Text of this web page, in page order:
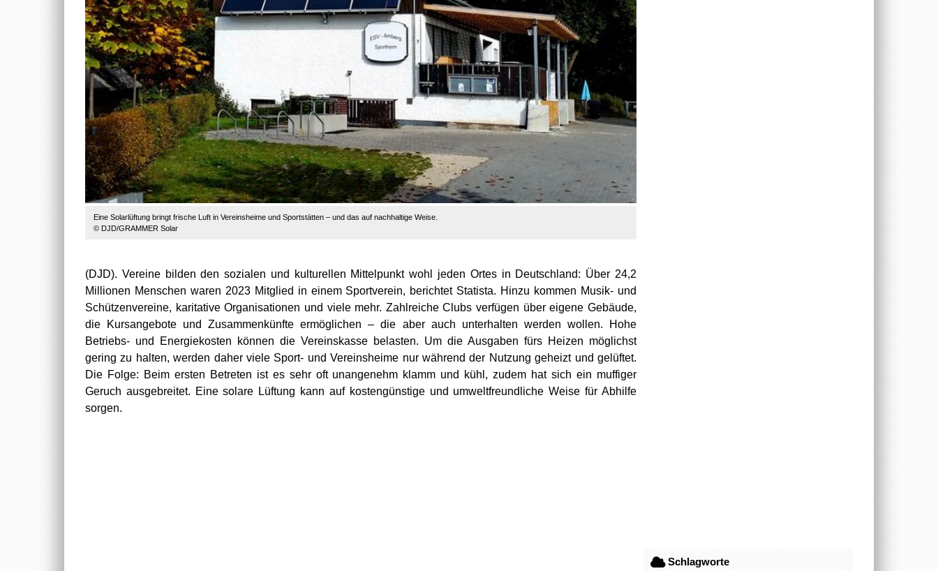
Eine Solarlüftung bringt frische Luft in Vereinsheime und Sportstätten – und das auf nachhaltige Weise.
© DJD/GRAMMER Solar
(DJD). Vereine bilden den sozialen und kulturellen Mittelpunkt wohl jeden Ortes in Deutschland: Über 24,2
Millionen Menschen waren 2023 Mitglied in einem Sportverein, berichtet Statista. Hinzu kommen Musik- und
Schützenvereine, karitative Organisationen und viele mehr. Zahlreiche Clubs verfügen über eigene Gebäude,
die Kursangebote und Zusammenkünfte ermöglichen – die aber auch unterhalten werden wollen. Hohe
Betriebs- und Energiekosten können die Vereinskasse belasten. Um die Ausgaben fürs Heizen möglichst
gering zu halten, werden daher viele Sport- und Vereinsheime nur während der Nutzung geheizt und gelüftet.
Die Folge: Beim ersten Betreten ist es sehr oft unangenehm klamm und kühl, zudem hat sich ein muffiger
Geruch ausgebreitet. Eine solare Lüftung kann auf kostengünstige und umweltfreundliche Weise für Abhilfe
sorgen.
Schlagworte